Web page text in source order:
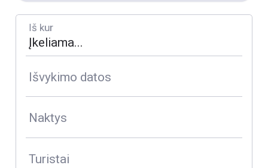
Iš kur
Išvykimo datos
Naktys
Turistai